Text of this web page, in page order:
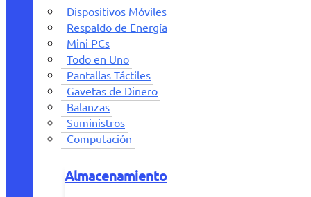
Dispositivos Móviles
Respaldo de Energía
Mini PCs
Todo en Uno
Pantallas Táctiles
Gavetas de Dinero
Balanzas
Suministros
Computación
Almacenamiento